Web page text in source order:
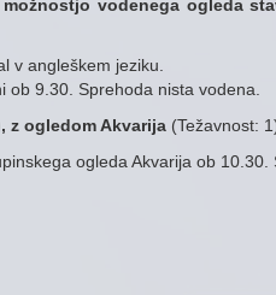
vodenega ogleda
v angleškem jeziku.
9.30. Sprehoda nista vodena.
z ogledom Akvarija (Težavnost:
ogleda Akvarija ob 10.30.